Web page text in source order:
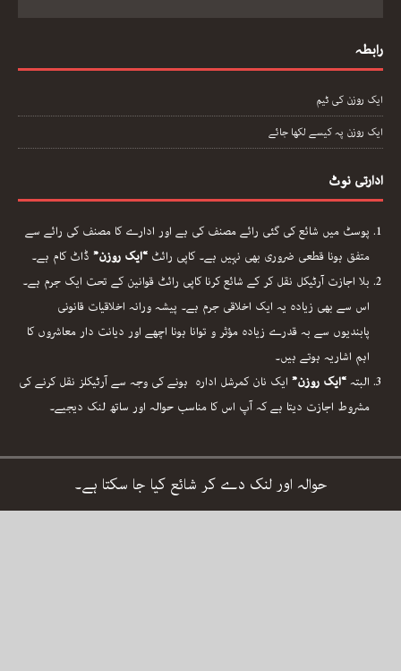
رابطہ
ایک روزن کی ٹیم
ایک روزن پہ کیسے لکھا جائے
ادارتی نوٹ
پوسٹ میں شائع کی گئی رائے مصنف کی ہے اور ادارے کا مصنف کی رائے سے
متفق ہونا قطعی ضروری بھی نہیں ہے۔ کاپی رائٹ “ایک روزن” ڈاٹ کام ہے۔
بلا اجازت آرٹیکل نقل کر کے شائع کرنا کاپی رائٹ قوانین کے تحت ایک جرم ہے۔
اس سے بھی زیادہ یہ ایک اخلاقی جرم ہے۔ پیشہ ورانہ اخلاقیات قانونی
پابندیوں سے بہ قدرے زیادہ مؤثر و توانا ہونا اچھے اور دیانت دار معاشروں کا
اہم اشاریہ ہوتے ہیں۔
البتہ “ایک روزن” ایک نان کمرشل ادارہ ہونے کی وجہ سے آرٹیکلز نقل کرنے کی
مشروط اجازت دیتا ہے کہ آپ اس کا مناسب حوالہ اور ساتھ لنک دیجیے۔
حوالہ اور لنک دے کر شائع کیا جا سکتا ہے۔